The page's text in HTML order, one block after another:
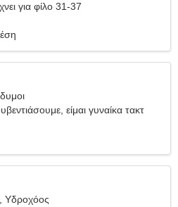
για φίλο 31-37
είμαι γυναίκα τακτ
Υδροχόος